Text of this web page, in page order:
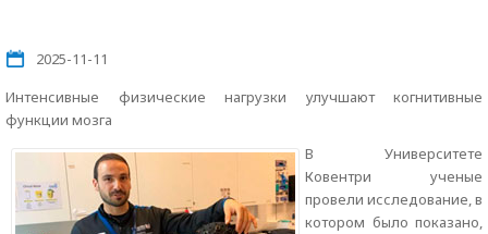
2025-11-11
Интенсивные физические нагрузки улучшают когнитивные
функции мозга
В Университете
Ковентри ученые
провели исследование, в
котором было показано,